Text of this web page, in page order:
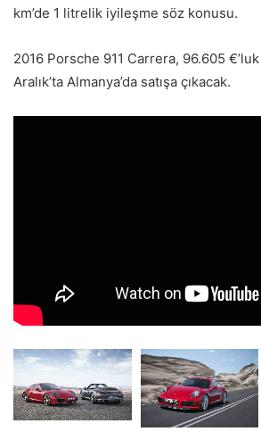
km’de 1 litrelik iyileşme söz konusu.
2016 Porsche 911 Carrera, 96.605
Aralık’ta Almanya’da satışa çıkacak.